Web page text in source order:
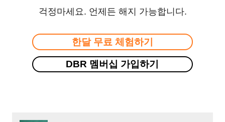
걱정마세요. 언제든 해지 가능합니다.
한달 무료 체험하기
DBR 멤버십 가입하기